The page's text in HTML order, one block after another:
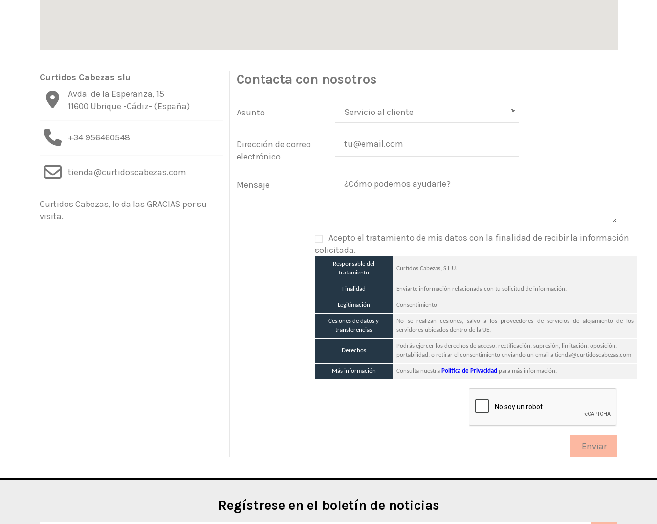
Curtidos Cabezas slu
Avda. de la Esperanza, 15
11600 Ubrique -Cádiz- (España)
+34 956460548
tienda@curtidoscabezas.com
Curtidos Cabezas, le da las GRACIAS por su
visita.
Contacta con nosotros
Asunto
Dirección de correo
electrónico
Mensaje
Acepto el tratamiento de mis datos con la finalidad de recibir la información
solicitada.
Responsable del
tratamiento
Curtidos Cabezas, S.L.U.
Finalidad Enviarte información relacionada con tu solicitud de información.
Legitimación Consentimiento
Cesiones de datos y
transferencias
No se realizan cesiones, salvo a los proveedores de servicios de alojamiento de los
servidores ubicados dentro de la UE.
Derechos
Podrás ejercer los derechos de acceso, rectificación, supresión, limitación, oposición,
portabilidad, o retirar el consentimiento enviando un email a tienda@curtidoscabezas.com
Más información Consulta nuestra Política de Privacidad para más información.
Regístrese en el boletín de noticias